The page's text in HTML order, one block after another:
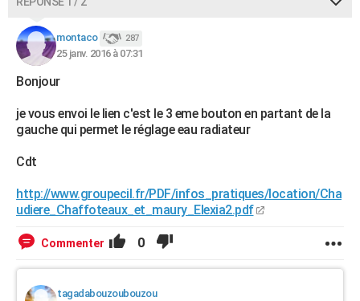
COPAINS D'AVANT
S'inscrire
Se connecter
Lycées
Collèges
Primaires
Universités
Entreprises
Service militaire
Avis de recherche
AVIS DE DÉCÈS
Bricolage
Lifestyle
Culture
Sport
Auto
Television
Voyage
Cinema
montaco 287
25 janv. 2016 à 07:31
Bonjour
je vous envoi le lien c'est le 3 eme bouton en partant de la
gauche qui permet le réglage eau radiateur
Cdt
http://www.groupecil.fr/PDF/infos_pratiques/location/Cha
udiere_Chaffoteaux_et_maury_Elexia2.pdf
Commenter 0
tagadabouzoubouzou